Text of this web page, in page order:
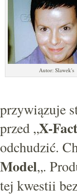
Autor: Slawek's
przywiązuje
przed „X-
odchudzić.
Model„.
tej kwestii